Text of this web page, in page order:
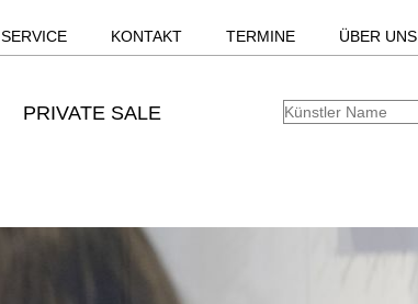
SERVICE KONTAKT TERMINE ÜBER UNS
PRIVATE SALE